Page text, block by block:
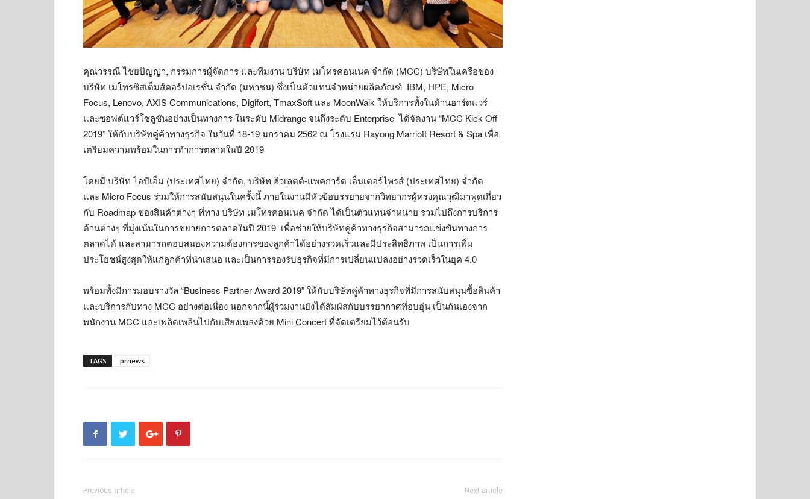
คุณวรรณี ไชยปัญญา, กรรมการผู้จัดการ และทีมงาน บริษัท เมโทรคอนเนค จำกัด (MCC) บริษัทในเครือของ
บริษัท เมโทรซิสเต็มส์คอร์ปอเรชั่น จำกัด (มหาชน) ซึ่งเป็นตัวแทนจำหน่ายผลิตภัณฑ์ IBM, HPE, Micro
Focus, Lenovo, AXIS Communications, Digifort, TmaxSoft และ MoonWalk ให้บริการทั้งในด้านฮาร์ดแวร์
และซอฟต์แวร์โซลูชันอย่างเป็นทางการ ในระดับ Midrange จนถึงระดับ Enterprise ได้จัดงาน “MCC Kick Off
2019” ให้กับบริษัทคู่ค้าทางธุรกิจ ในวันที่ 18-19 มกราคม 2562 ณ โรงแรม Rayong Marriott Resort & Spa เพื่อ
เตรียมความพร้อมในการทำการตลาดในปี 2019
โดยมี บริษัท ไอบีเอ็ม (ประเทศไทย) จำกัด, บริษัท ฮิวเลตต์-แพคการ์ด เอ็นเตอร์ไพรส์ (ประเทศไทย) จำกัด
และ Micro Focus ร่วมให้การสนับสนุนในครั้งนี้ ภายในงานมีหัวข้อบรรยายจากวิทยากรผู้ทรงคุณวุฒิมาพูดเกี่ยว
กับ Roadmap ของสินค้าต่างๆ ที่ทาง บริษัท เมโทรคอนเนค จำกัด ได้เป็นตัวแทนจำหน่าย รวมไปถึงการบริการ
ด้านต่างๆ ที่มุ่งเน้นในการขยายการตลาดในปี 2019 เพื่อช่วยให้บริษัทคู่ค้าทางธุรกิจสามารถแข่งขันทางการ
ตลาดได้ และสามารถตอบสนองความต้องการของลูกค้าได้อย่างรวดเร็วและมีประสิทธิภาพ เป็นการเพิ่ม
ประโยชน์สูงสุดให้แก่ลูกค้าที่นำเสนอ และเป็นการรองรับธุรกิจที่มีการเปลี่ยนแปลงอย่างรวดเร็วในยุค 4.0
พร้อมทั้งมีการมอบรางวัล “Business Partner Award 2019” ให้กับบริษัทคู่ค้าทางธุรกิจที่มีการสนับสนุนซื้อสินค้า
และบริการกับทาง MCC อย่างต่อเนื่อง นอกจากนี้ผู้ร่วมงานยังได้สัมผัสกับบรรยากาศที่อบอุ่น เป็นกันเองจาก
พนักงาน MCC และเพลิดเพลินไปกับเสียงเพลงด้วย Mini Concert ที่จัดเตรียมไว้ต้อนรับ
TAGS prnews
Previous article Next article